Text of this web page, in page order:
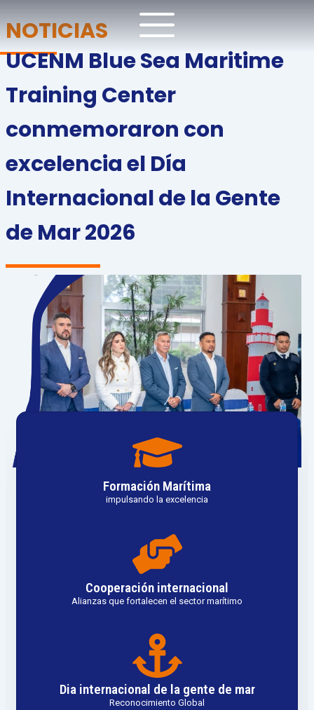
contenido
NOTICIAS
UCENM Blue Sea Maritime
Training Center
conmemoraron con
excelencia el Día
Internacional de la Gente
de Mar 2026
Formación Marítima
impulsando la excelencia
Cooperación internacional
Alianzas que fortalecen el sector marítimo
Dia internacional de la gente de mar
Reconocimiento Global